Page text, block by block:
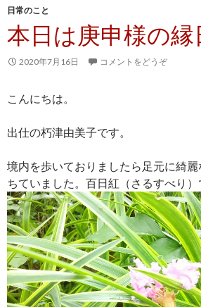
日常のこと
本日は庚申様の縁
2020年7月16日 コメントをどうぞ
こんにちは。
出仕の朽津由美子です。
境内を歩いておりましたら足元に綺
ちていました。百日紅（さるすべり）